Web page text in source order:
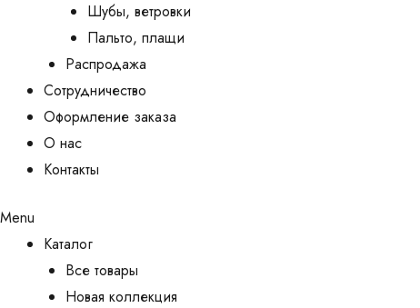
Шубы, ветровки
Пальто, плащи
Распродажа
Сотрудничество
Оформление заказа
О нас
Контакты
Menu
Каталог
Все товары
Новая коллекция